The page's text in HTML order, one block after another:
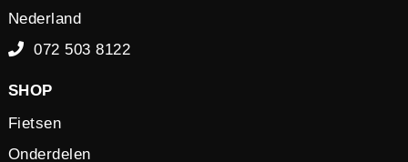
Nederland
072 503 8122
SHOP
Fietsen
Onderdelen